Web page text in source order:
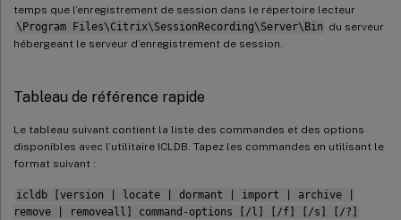
temps que l’enregistrement de session dans le répertoire lecteur
\Program Files\Citrix\SessionRecording\Server\Bin du serveur
hébergeant le serveur d’enregistrement de session.
Tableau de référence rapide
Le tableau suivant contient la liste des commandes et des options
disponibles avec l’utilitaire ICLDB. Tapez les commandes en utilisant le
format suivant :
icldb [version | locate | dormant | import | archive |
remove | removeall] command-options [/l] [/f] [/s] [/?]